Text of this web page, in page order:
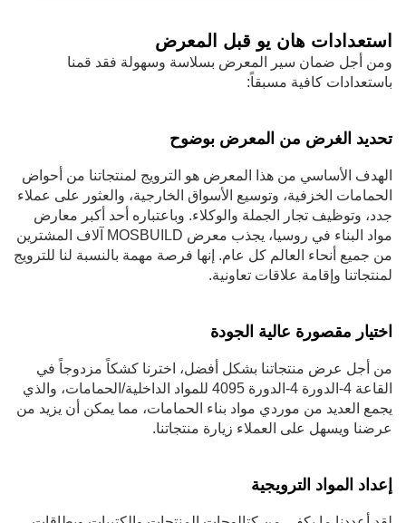
استعدادات هان يو قبل المعرض
ومن أجل ضمان سير المعرض بسلاسة وسهولة فقد قمنا
باستعدادات كافية مسبقاً:
تحديد الغرض من المعرض بوضوح
الهدف الأساسي من هذا المعرض هو الترويج لمنتجاتنا من أحواض
الحمامات الخزفية، وتوسيع الأسواق الخارجية، والعثور على عملاء
جدد، وتوظيف تجار الجملة والوكلاء. وباعتباره أحد أكبر معارض
مواد البناء في روسيا، يجذب معرض MOSBUILD آلاف المشترين
من جميع أنحاء العالم كل عام. إنها فرصة مهمة بالنسبة لنا للترويج
لمنتجاتنا وإقامة علاقات تعاونية.
اختيار مقصورة عالية الجودة
من أجل عرض منتجاتنا بشكل أفضل، اخترنا كشكاً مزدوجاً في
القاعة 4-الدورة 4-الدورة 4095 للمواد الداخلية/الحمامات، والذي
يجمع العديد من موردي مواد بناء الحمامات، مما يمكن أن يزيد من
عرضنا ويسهل على العملاء زيارة منتجاتنا.
إعداد المواد الترويجية